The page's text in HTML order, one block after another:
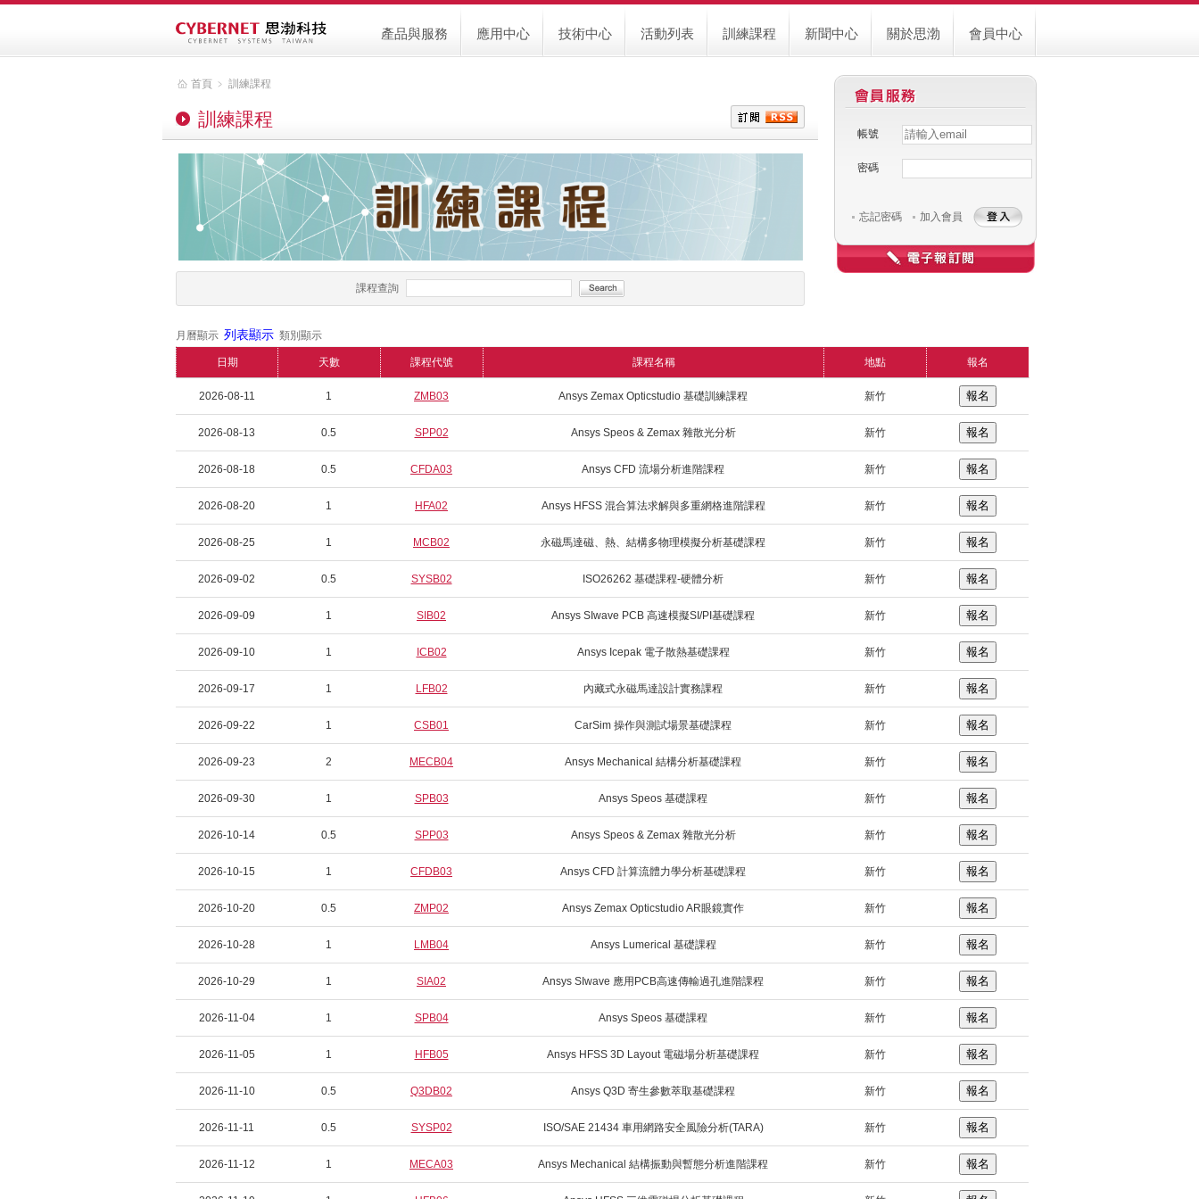
會員中心
關於思渤
新聞中心
訓練課程
活動列表
技術中心
應用中心
產品與服務
帳號 Username
密碼
忘記密碼 加入會員
首頁 ﹥ 訓練課程
訓練課程
課程查詢
月曆顯示 列表顯示 類別顯示
日期 天數 課程代號 課程名稱 地點 報名
2026-08-11 1 ZMB03 Ansys Zemax Opticstudio 基礎訓練課程 新竹 報名
2026-08-13 0.5 SPP02 Ansys Speos & Zemax 雜散光分析 新竹 報名
2026-08-18 0.5 CFDA03 Ansys CFD 流場分析進階課程 新竹 報名
2026-08-20 1 HFA02 Ansys HFSS 混合算法求解與多重網格進階課程 新竹 報名
2026-08-25 1 MCB02 永磁馬達磁、熱、結構多物理模擬分析基礎課程 新竹 報名
2026-09-02 0.5 SYSB02 ISO26262 基礎課程-硬體分析 新竹 報名
2026-09-09 1 SIB02 Ansys SIwave PCB 高速模擬SI/PI基礎課程 新竹 報名
2026-09-10 1 ICB02 Ansys Icepak 電子散熱基礎課程 新竹 報名
2026-09-17 1 LFB02 內藏式永磁馬達設計實務課程 新竹 報名
2026-09-22 1 CSB01 CarSim 操作與測試場景基礎課程 新竹 報名
2026-09-23 2 MECB04 Ansys Mechanical 結構分析基礎課程 新竹 報名
2026-09-30 1 SPB03 Ansys Speos 基礎課程 新竹 報名
2026-10-14 0.5 SPP03 Ansys Speos & Zemax 雜散光分析 新竹 報名
2026-10-15 1 CFDB03 Ansys CFD 計算流體力學分析基礎課程 新竹 報名
2026-10-20 0.5 ZMP02 Ansys Zemax Opticstudio AR眼鏡實作 新竹 報名
2026-10-28 1 LMB04 Ansys Lumerical 基礎課程 新竹 報名
2026-10-29 1 SIA02 Ansys SIwave 應用PCB高速傳輸過孔進階課程 新竹 報名
2026-11-04 1 SPB04 Ansys Speos 基礎課程 新竹 報名
2026-11-05 1 HFB05 Ansys HFSS 3D Layout 電磁場分析基礎課程 新竹 報名
2026-11-10 0.5 Q3DB02 Ansys Q3D 寄生參數萃取基礎課程 新竹 報名
2026-11-11 0.5 SYSP02 ISO/SAE 21434 車用網路安全風險分析(TARA) 新竹 報名
2026-11-12 1 MECA03 Ansys Mechanical 結構振動與暫態分析進階課程 新竹 報名